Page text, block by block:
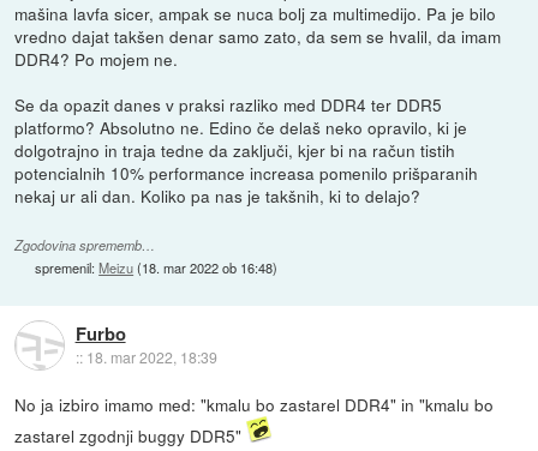
mašina lavfa sicer, ampak se nuca bolj za multimedijo. Pa je bilo
vredno dajat takšen denar samo zato, da sem se hvalil, da imam
DDR4? Po mojem ne.
Se da opazit danes v praksi razliko med DDR4 ter DDR5
platformo? Absolutno ne. Edino če delaš neko opravilo, ki je
dolgotrajno in traja tedne da zaključi, kjer bi na račun tistih
potencialnih 10% performance increasa pomenilo prišparanih
nekaj ur ali dan. Koliko pa nas je takšnih, ki to delajo?
Zgodovina sprememb…
spremenil:Meizu(18. mar 2022 ob 16:48)
Furbo
:: 18. mar 2022, 18:39
No ja izbiro imamo med: "kmalu bo zastarel DDR4" in "kmalu bo
zastarel zgodnji buggy DDR5"